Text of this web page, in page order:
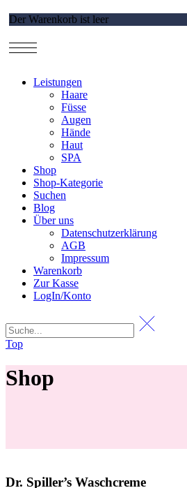
Der Warenkorb ist leer
Leistungen
Haare
Füsse
Augen
Hände
Haut
SPA
Shop
Shop-Kategorie
Suchen
Blog
Über uns
Datenschutzerklärung
AGB
Impressum
Warenkorb
Zur Kasse
LogIn/Konto
Top
Shop
Dr. Spiller’s Waschcreme